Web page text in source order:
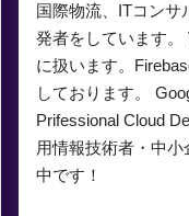
国際物流、ITコンサ
発者をしています。
に扱います。
しております。
Prifessional Cloud
用情報技術者・中
中です！